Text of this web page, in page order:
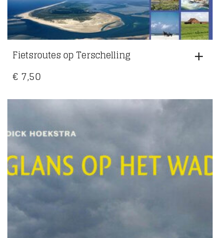
Fietsroutes op Terschelling
€ 7,50